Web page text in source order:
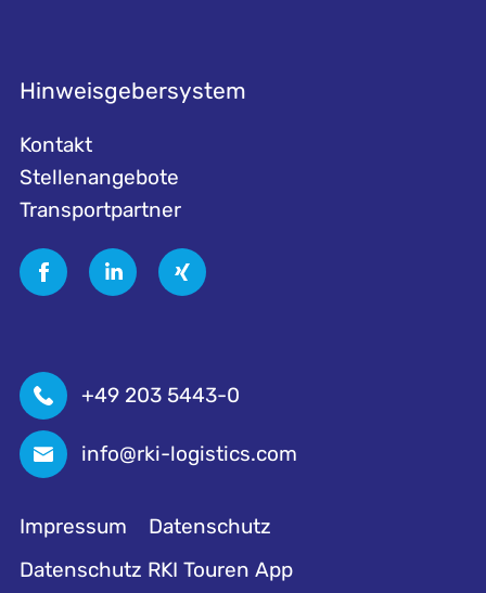
Hinweisgebersystem
Kontakt
Stellenangebote
Transportpartner
+49 203 5443-0
info@rki-logistics.com
Impressum
Datenschutz
Datenschutz RKI Touren App